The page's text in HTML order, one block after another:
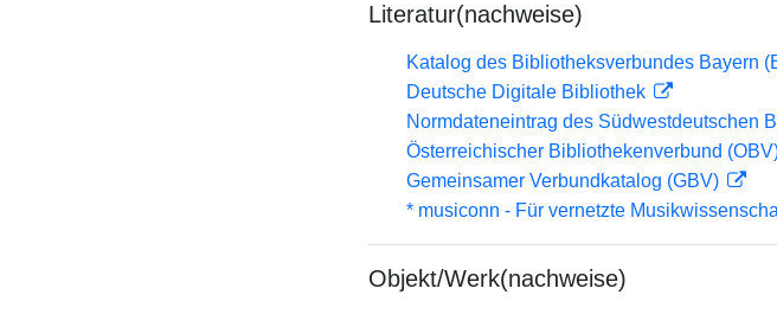
Literatur(nachweise)
Katalog des Bibliotheksverbundes Bayern
Deutsche Digitale Bibliothek
Normdateneintrag des Südwestdeutschen
Österreichischer Bibliothekenverbund
Gemeinsamer Verbundkatalog (GBV)
* musiconn - Für vernetzte
Objekt/Werk(nachweise)